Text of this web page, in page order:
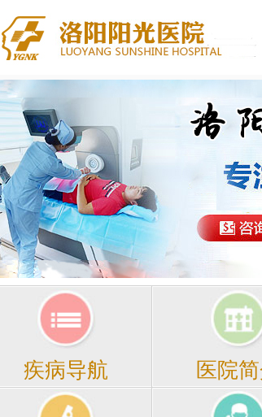
疾病导航 医院